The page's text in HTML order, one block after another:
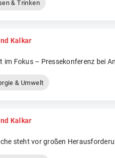
& Trinken
Kalkar
Fokus – Pressekonferenz bei
& Umwelt
Kalkar
steht vor großen